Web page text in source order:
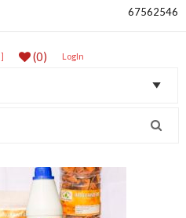
67562546
] (0) LogIn